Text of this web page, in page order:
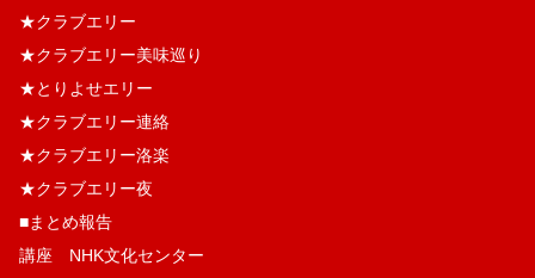
★クラブエリー
★クラブエリー美味巡り
★とりよせエリー
★クラブエリー連絡
★クラブエリー洛楽
★クラブエリー夜
■まとめ報告
講座 NHK文化センター